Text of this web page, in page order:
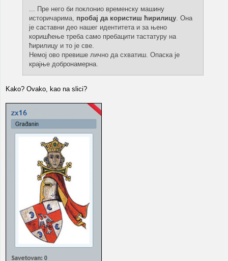
... Пре него би поклонио временску машину
историчарима, пробај да користиш ћирилицу. Она
је саставни део нашег идентитета и за њено
коришћење треба само пребацити тастатуру на
ћирилицу и то је све.
Немој ово превише лично да схватиш. Опаска је
крајње добронамерна.
Kako? Ovako, kao na slici?